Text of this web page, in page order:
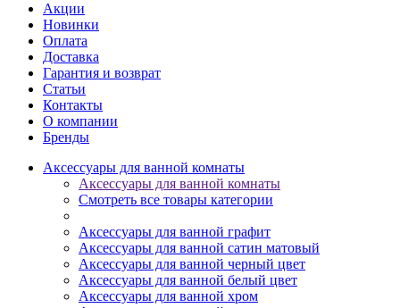
Акции
Новинки
Оплата
Доставка
Гарантия и возврат
Статьи
Контакты
О компании
Бренды
Аксессуары для ванной комнаты
Аксессуары для ванной комнаты
Смотреть все товары категории
Аксессуары для ванной графит
Аксессуары для ванной сатин матовый
Аксессуары для ванной черный цвет
Аксессуары для ванной белый цвет
Аксессуары для ванной хром